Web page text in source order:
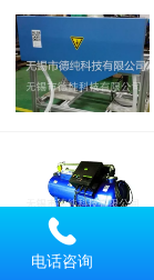
电话咨询